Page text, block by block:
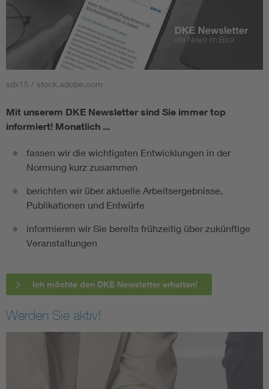
sdx15 / stock.adobe.com
Mit unserem DKE Newsletter sind Sie immer top
informiert! Monatlich ...
fassen wir die wichtigsten Entwicklungen in der
Normung kurz zusammen
berichten wir über aktuelle Arbeitsergebnisse,
Publikationen und Entwürfe
informieren wir Sie bereits frühzeitig über zukünftige
Veranstaltungen
Ich möchte den DKE Newsletter erhalten!
Werden Sie aktiv!